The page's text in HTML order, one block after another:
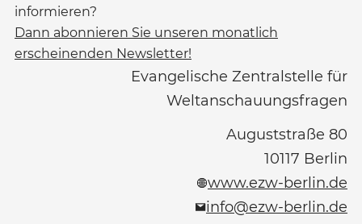
informieren?
Dann abonnieren Sie unseren monatlich
erscheinenden Newsletter!
Evangelische Zentralstelle für
Weltanschauungsfragen
Auguststraße 80
10117 Berlin
www.ezw-berlin.de
info@ezw-berlin.de